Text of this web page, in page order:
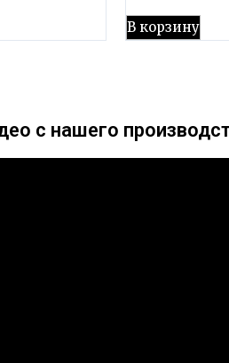
В корзину
с нашего